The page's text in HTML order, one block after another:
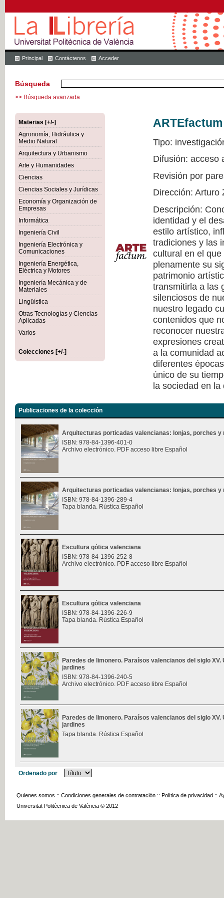
Principal Contáctenos Acceder
Búsqueda
>> Búsqueda avanzada
Materias [+/-]
Agronomía, Hidráulica y
Medio Natural
Arquitectura y Urbanismo
Arte y Humanidades
Ciencias
Ciencias Sociales y Jurídicas
Economía y Organización de
Empresas
Informática
Ingeniería Civil
Ingeniería Electrónica y
Comunicaciones
Ingeniería Energética,
Eléctrica y Motores
Ingeniería Mecánica y de
Materiales
Lingüística
Otras Tecnologías y Ciencias
Aplicadas
Varios
Colecciones [+/-]
ARTEfactum
Tipo:
Difusión: acceso
Revisión por
Dirección: Arturo
Descripción:
identidad y el
estilo artístico,
tradiciones y las
cultural en el
plenamente su
patrimonio
transmitirla a las
silenciosos de
nuestro legado
contenidos que
reconocer
expresiones
a la comunidad
diferentes
único de su
la sociedad en la
Publicaciones de la colección
Arquitecturas porticadas valencianas: lonjas, porches y
ISBN: 978-84-1396-401-0
Archivo electrónico. PDF acceso libre Español
Arquitecturas porticadas valencianas: lonjas, porches y
ISBN: 978-84-1396-289-4
Tapa blanda. Rústica Español
Escultura gótica valenciana
ISBN: 978-84-1396-252-8
Archivo electrónico. PDF acceso libre Español
Escultura gótica valenciana
ISBN: 978-84-1396-226-9
Tapa blanda. Rústica Español
Paredes de limonero. Paraísos valencianos del siglo XV.
jardines
ISBN: 978-84-1396-240-5
Archivo electrónico. PDF acceso libre Español
Paredes de limonero. Paraísos valencianos del siglo XV.
jardines
Tapa blanda. Rústica Español
Ordenado por
Quienes somos :: Condiciones generales de contratación :: Política de privacidad ::
Universitat Politècnica de València © 2012